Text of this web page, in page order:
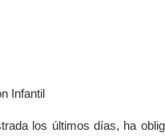
Infantil
los últimos días, ha